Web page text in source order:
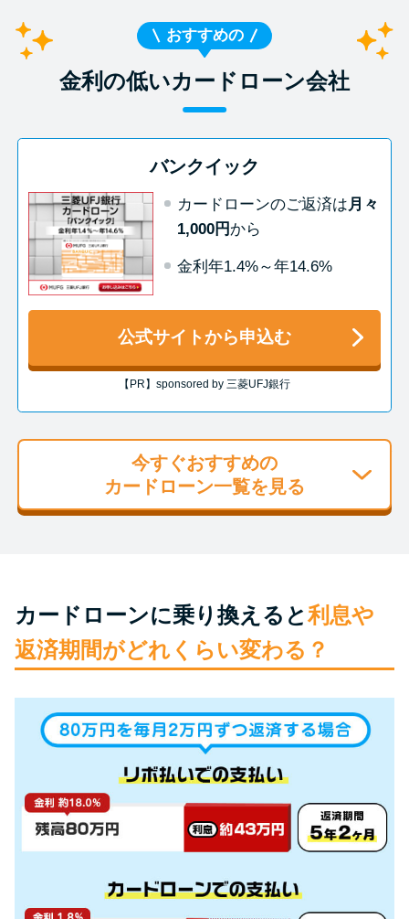
その他コラム
今月の家賃払えない…2ヵ月目に
家賃払えないが強制退去は避け
たい…市役所に相談より賢い方
法2選
街金とは？絶対審査通る？借金
に悩む人へ街金をおすすめしな
い理由
質屋でお金を借りるには？年利
やシステムをカードローンと比
較
学生がお金を借りる方法は？親
へのバレにくさや将来への影響
を解説
ソフト闇金とは？悪質な手口に
は要注意！
090金融（闇金）からお金を借り
てはいけない理由と借りた場合
おすすめの
金利の低いカードローン会社
バンクイック
カードローンのご返済は 月々
1,000円 から
金利年1.4%～年14.6%
公式サイトから申込む
【PR】sponsored by 三菱UFJ銀行
今すぐおすすめの
カードローン一覧を見る
カードローンに乗り換えると利息や
返済期間がどれくらい変わる？